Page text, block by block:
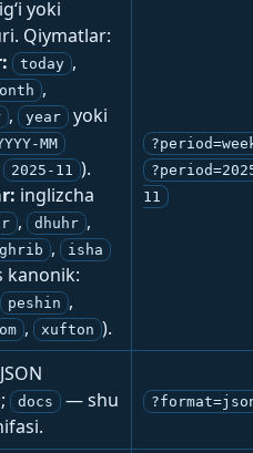
yoki
Qiymatlar:
today ,
,
, year
yoki
MM
2025-11 ).
inglizcha
, dhuhr ,
, isha
kanonik:
peshin ,
, xufton ).
11
docs
— shu